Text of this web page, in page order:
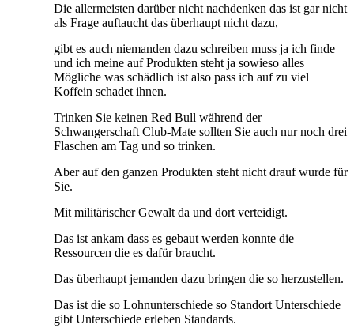
Die allermeisten darüber nicht nachdenken das ist gar nicht
als Frage auftaucht das überhaupt nicht dazu,
gibt es auch niemanden dazu schreiben muss ja ich finde
und ich meine auf Produkten steht ja sowieso alles
Mögliche was schädlich ist also pass ich auf zu viel
Koffein schadet ihnen.
Trinken Sie keinen Red Bull während der
Schwangerschaft Club-Mate sollten Sie auch nur noch drei
Flaschen am Tag und so trinken.
Aber auf den ganzen Produkten steht nicht drauf wurde für
Sie.
Mit militärischer Gewalt da und dort verteidigt.
Das ist ankam dass es gebaut werden konnte die
Ressourcen die es dafür braucht.
Das überhaupt jemanden dazu bringen die so herzustellen.
Das ist die so Lohnunterschiede so Standort Unterschiede
gibt Unterschiede erleben Standards.